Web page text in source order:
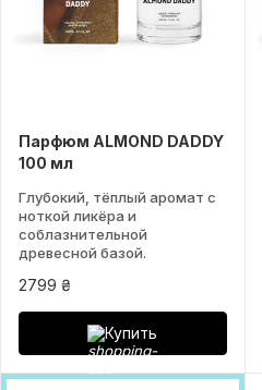
Парфюм ALMOND DADDY
100 мл
Глубокий, тёплый аромат с
ноткой ликёра и
соблазнительной
древесной базой.
2799 ₴
Купить